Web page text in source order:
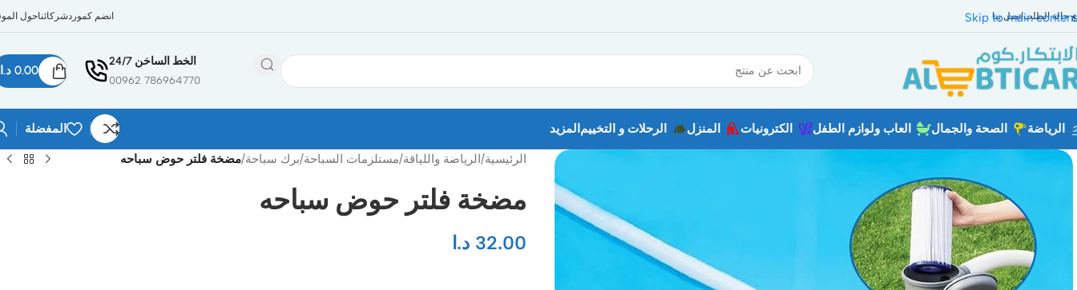
Skip to main content
حالة الطلباتصل بنا انضم كموردشركائناحول
الخط الساخن 24/7
786964770 00962
0.00 د.ا
الرياضة الصحة والجمال العاب ولوازم الطفل الكترونيات المنزل الرحلات و التخييم المزيد المفضلة
الرئيسية/الرياضة واللياقة/مستلزمات السباحة/برك سباحة/مضخة فلتر حوض سباحه
مضخة فلتر حوض سباحه
32.00 د.ا